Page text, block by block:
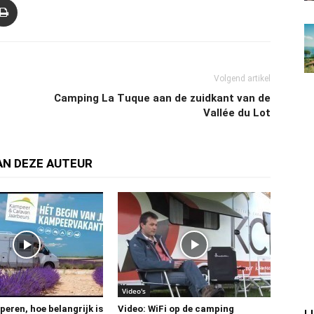
Volgend artikel
Camping La Tuque aan de zuidkant van de
Vallée du Lot
DEZE AUTEUR
hoe belangrijk is
Video's
Video: WiFi op de camping